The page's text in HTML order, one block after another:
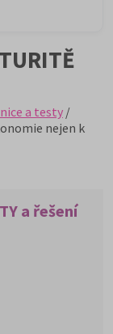
a testy/
nejen k
a řešení